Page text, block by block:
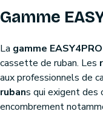
Gamme
La gamme EASY4PRO
cassette de ruban. Les
aux professionnels de
rubans qui exigent des
encombrement